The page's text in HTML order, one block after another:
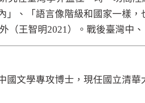
」、「語言像階級和國家一樣
（王智明2021 ）。戰後臺灣中
國文學專攻博士，現任國立清